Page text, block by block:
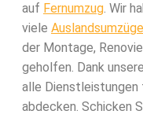
auf Fernumzug. Wir
viele Auslandsumzüge
der Montage,
geholfen. Dank
alle Dienstleistungen
abdecken. Schicken